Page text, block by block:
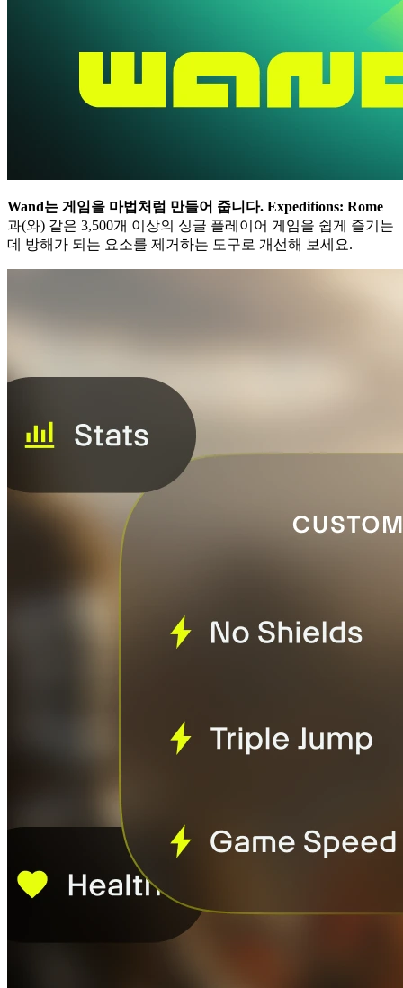
Wand는 게임을 마법처럼 만들어 줍니다. Expeditions: Rome
과(와) 같은 3,500개 이상의 싱글 플레이어 게임을 쉽게 즐기는
데 방해가 되는 요소를 제거하는 도구로 개선해 보세요.